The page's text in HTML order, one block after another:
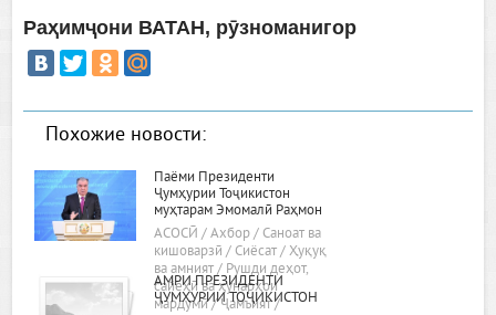
Раҳимҷони ВАТАН, рӯзноманигор
Похожие новости:
Паёми Президенти
Ҷумҳурии Тоҷикистон
муҳтарам Эмомалӣ Раҳмон
«Дар бораи самтҳои асосии
сиёсати дохилӣ ва хориҷии
ҷумҳурӣ»
АСОСӢ / Ахбор / Саноат ва
кишоварзӣ / Сиёсат / Ҳуқуқ
ва амният / Рушди деҳот,
сайёҳӣ ва ҳунарҳои
мардумӣ / Ҷамъият /
АМРИ ПРЕЗИДЕНТИ
ҶУМҲУРИИ ТОҶИКИСТОН